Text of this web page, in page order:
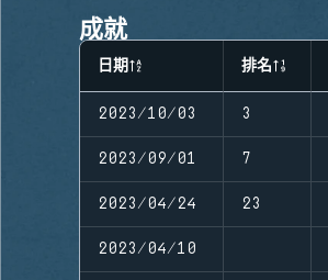
成就
日期 排名
2023/10/03 3
2023/09/01 7
2023/04/24 23
2023/04/10